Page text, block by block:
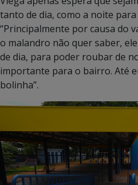
Viega apenas espera que
tanto de dia, como a noite
“Principalmente por causa do
o malandro não quer saber,
de dia, para poder roubar de
importante para o bairro. Até
bolinha”.